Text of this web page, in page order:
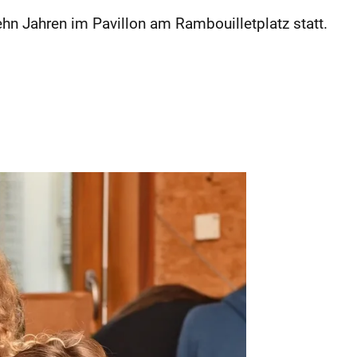
Jahren im Pavillon am Rambouilletplatz statt.